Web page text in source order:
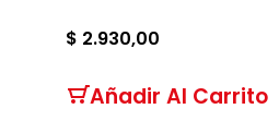
$ 2.930,00
Añadir Al Carrito